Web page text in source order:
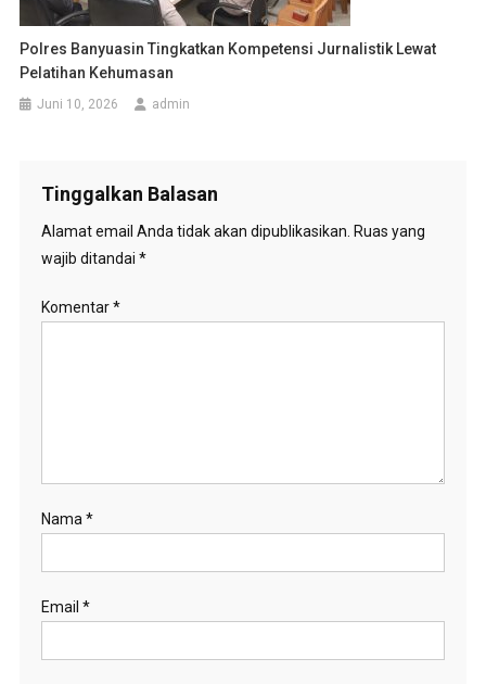
Polres Banyuasin Tingkatkan Kompetensi Jurnalistik Lewat
Pelatihan Kehumasan
Juni 10, 2026 admin
Tinggalkan Balasan
Alamat email Anda tidak akan dipublikasikan. Ruas yang
wajib ditandai *
Komentar*
Nama *
Email *